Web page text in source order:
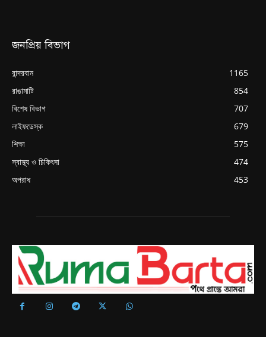
জনপ্রিয় বিভাগ
বান্দরবান
1165
রাঙামাটি
854
বিশেষ বিভাগ
707
লাইফডেস্ক
679
শিক্ষা
575
স্বাস্থ্য ও চিকিৎসা
474
অপরাধ
453